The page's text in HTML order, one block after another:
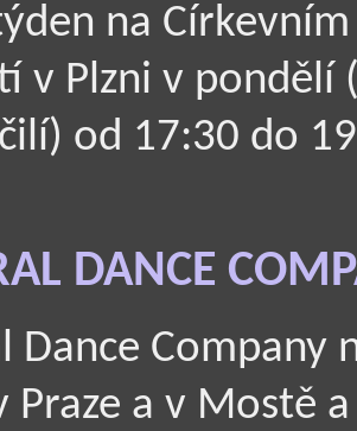
na
v Plzni v pondělí
od 17:30 do
DANCE
Dance Company
Praze a v Mostě